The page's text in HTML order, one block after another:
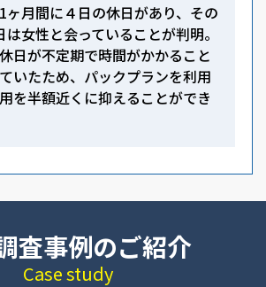
ヶ月間に４日の休日があり、その
女性と会っていることが判明。
日が不定期で時間がかかること
いたため、パックプランを利用
を半額近くに抑えることができ
査事例のご紹介
Case study